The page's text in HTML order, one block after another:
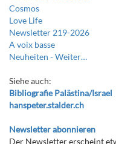
Cosmos
Love Life
Newsletter 219-2026
A voix basse
Neuheiten -Weiter…
Siehe auch:
Bibliografie Palästina/Israel
hanspeter.stalder.ch
Newsletter abonnieren
Der Newsletter erscheint